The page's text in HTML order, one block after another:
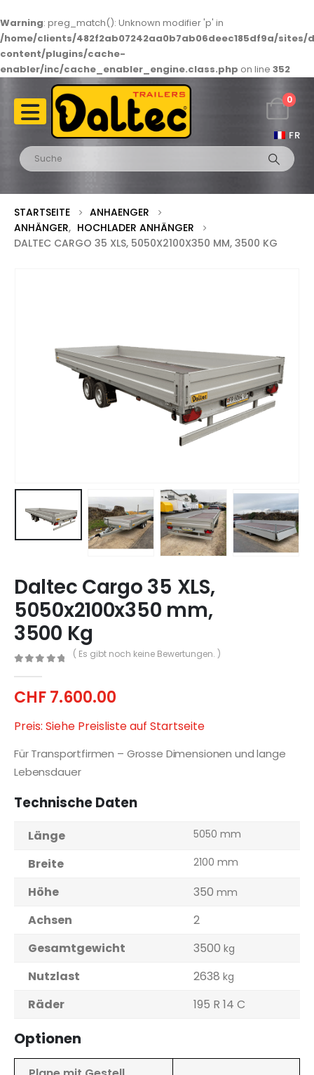
Warning: preg_match(): Unknown modifier 'p' in
/home/clients/482f2ab07242aa0b7ab06deec185df9a/
content/plugins/cache-
enabler/inc/cache_enabler_engine.class.php on line 352
FR
0
STARTSEITE
ANHAENGER
ANHÄNGER, HOCHLADER ANHÄNGER
DALTEC CARGO 35 XLS, 5050X2100X350 MM, 3500 KG
Daltec Cargo 35 XLS,
5050x2100x350 mm,
3500 Kg
( Es gibt noch keine Bewertungen. )
CHF7.600.00
Preis: Siehe Preisliste auf Startseite
Für Transportfirmen – Grosse Dimensionen und lange
Lebensdauer
Technische Daten
Länge 5050 mm
Breite 2100 mm
Höhe 350 mm
Achsen
2
Gesamtgewicht
3500 kg
Nutzlast 2638 kg
Räder 195 R 14 C
Optionen